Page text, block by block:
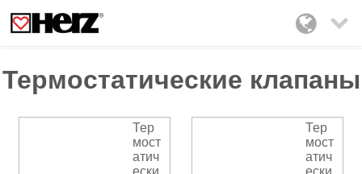

Термостатические клапаны
Тер
мост
атич
ески
Тер
мост
атич
ески